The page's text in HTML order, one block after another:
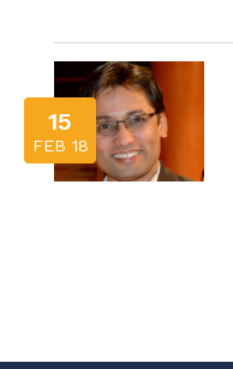
15
FEB 18